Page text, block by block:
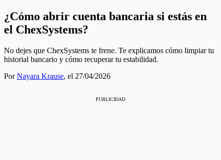
¿Cómo abrir cuenta bancaria si estás en
el ChexSystems?
No dejes que ChexSystems te frene. Te explicamos cómo limpiar tu
historial bancario y cómo recuperar tu estabilidad.
PorNayara Krause, el 27/04/2026
PUBLICIDAD